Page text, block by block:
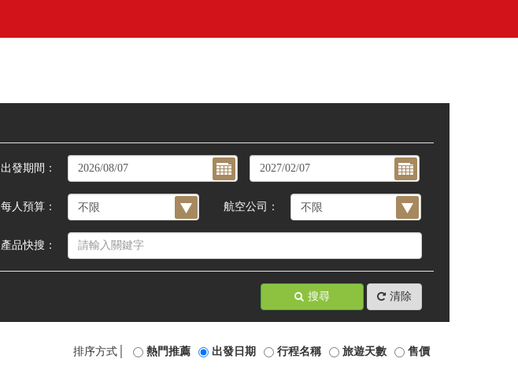
出發期間：
每人預算： 航空公司：
產品快搜：
搜尋 清除
排序方式│ 熱門推薦 出發日期 行程名稱 旅遊天數 售價